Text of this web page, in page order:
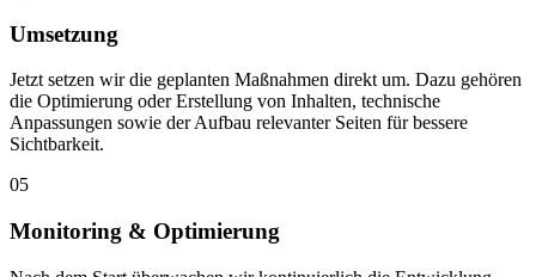
Umsetzung
Jetzt setzen wir die geplanten Maßnahmen direkt um. Dazu gehören
die Optimierung oder Erstellung von Inhalten, technische
Anpassungen sowie der Aufbau relevanter Seiten für bessere
Sichtbarkeit.
05
Monitoring & Optimierung